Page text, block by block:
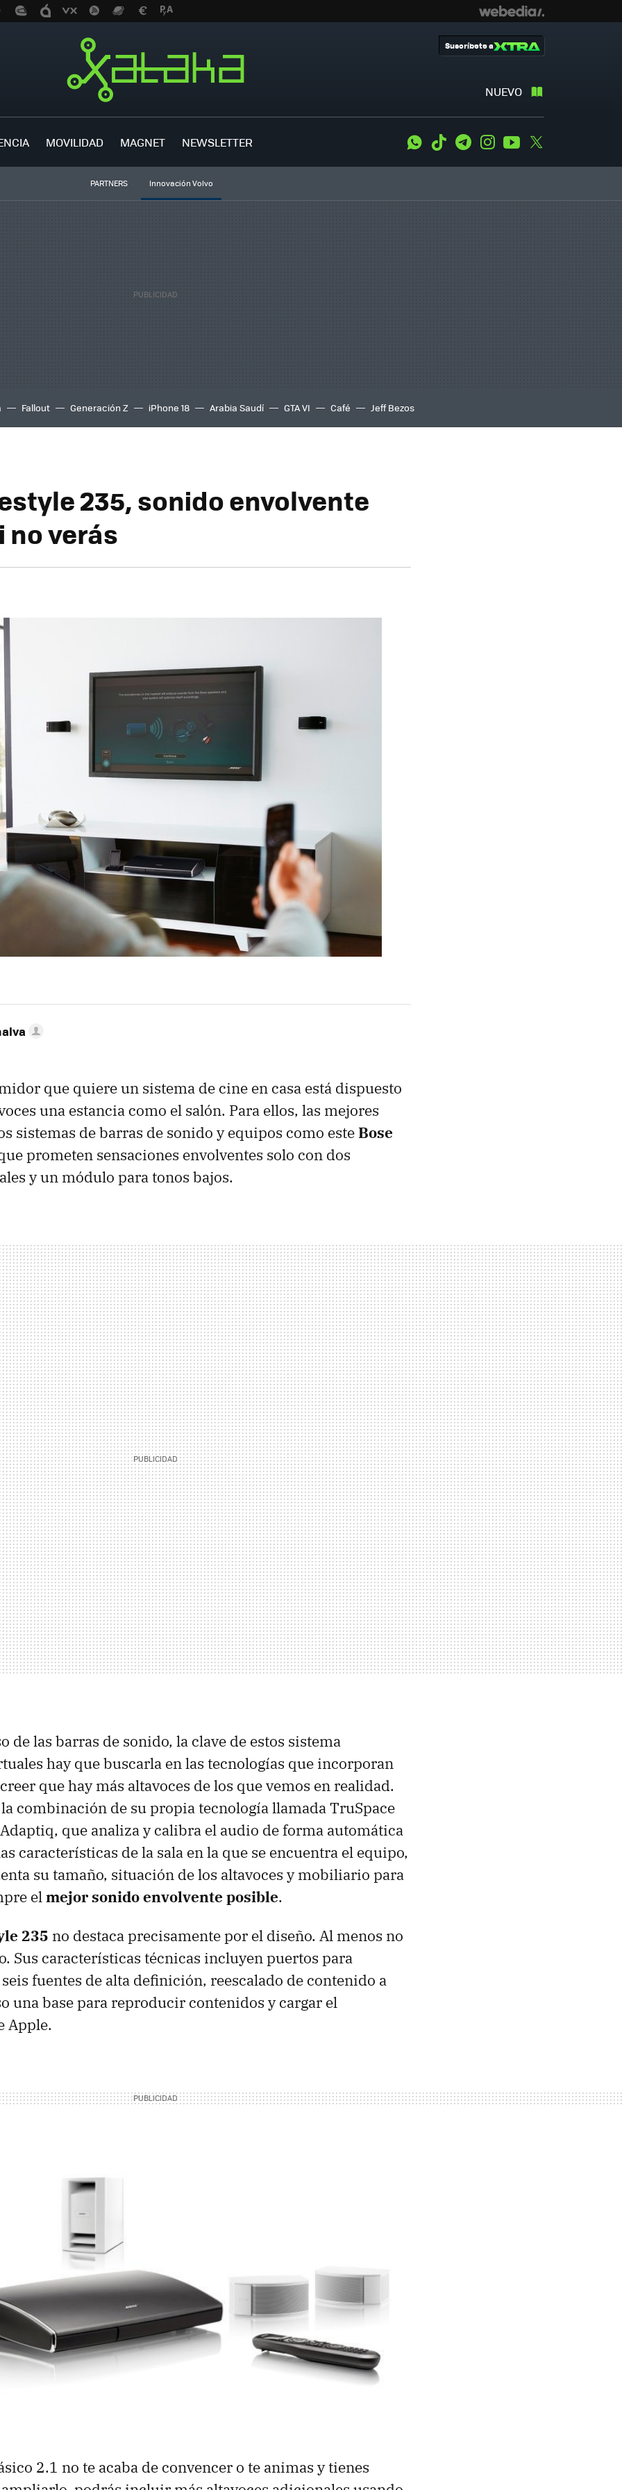
NUEVO
Suscríbete a
MOVILIDAD MAGNET NEWSLETTER WhatsApp
Tiktok TelegramInstagramYoutube
PARTNERS Innovación Volvo
Fallout Generación Z iPhone 18 Arabia Saudí GTA VI Café Jeff Bezos
235, sonido envolvente
no verás
que quiere un sistema de cine en casa está dispuesto
una estancia como el salón. Para ellos, las mejores
sistemas de barras de sonido y equipos como esteBose
prometen sensaciones envolventes solo con dos
y un módulo para tonos bajos.
de las barras de sonido, la clave de estos sistema
hay que buscarla en las tecnologías que incorporan
que hay más altavoces de los que vemos en realidad.
combinación de su propia tecnología llamada TruSpace
que analiza y calibra el audio de forma automática
características de la sala en la que se encuentra el equipo,
su tamaño, situación de los altavoces y mobiliario para
elmejor sonido envolvente posible.
235 no destaca precisamente por el diseño. Al menos no
Sus características técnicas incluyen puertos para
fuentes de alta definición, reescalado de contenido a
una base para reproducir contenidos y cargar el
Apple.
2.1 no te acaba de convencer o te animas y tienes